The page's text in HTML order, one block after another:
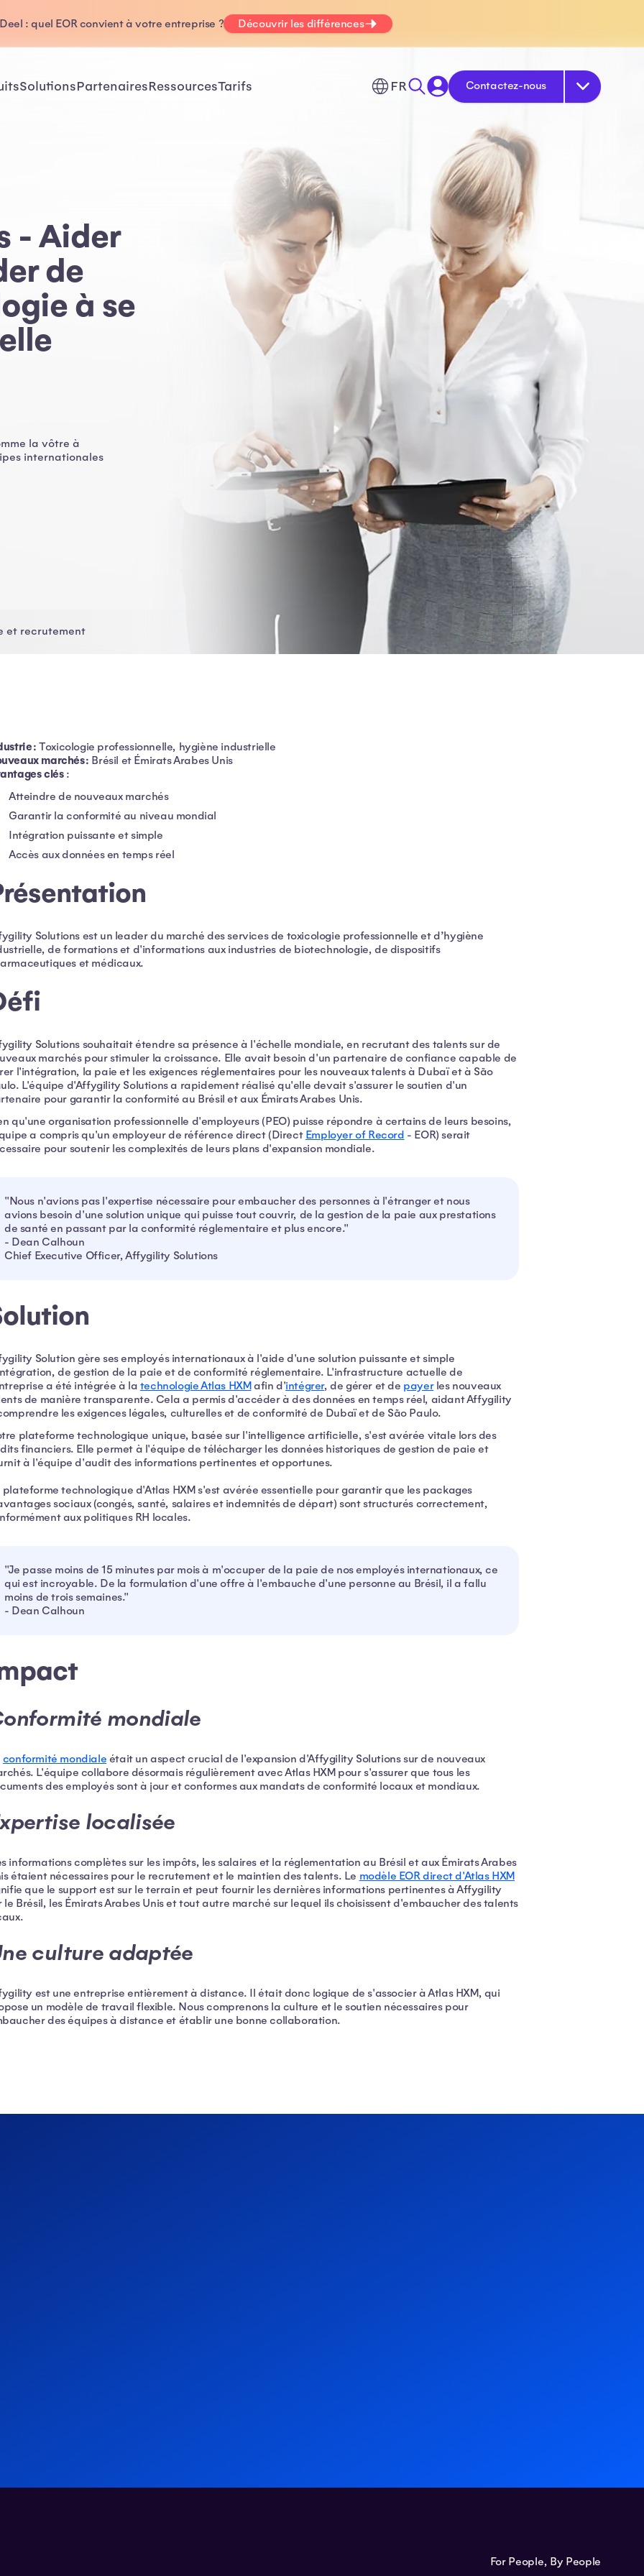
: quel EOR convient à votre entreprise ? Découvrir les différences
SolutionsPartenairesRessourcesTarifs FR Contactez-nous
- Aider
de
à se
la vôtre à
internationales
et recrutement
: Toxicologie professionnelle, hygiène industrielle
marchés : Brésil et Émirats Arabes Unis
clés:
Atteindre de nouveaux marchés
Garantir la conformité au niveau mondial
Intégration puissante et simple
Accès aux données en temps réel
Solutions est un leader du marché des services de toxicologie professionnelle et d’hygiène
de formations et d'informations aux industries de biotechnologie, de dispositifs
et médicaux.
Solutions souhaitait étendre sa présence à l'échelle mondiale, en recrutant des talents sur de
marchés pour stimuler la croissance. Elle avait besoin d'un partenaire de confiance capable de
l'intégration, la paie et les exigences réglementaires pour les nouveaux talents à Dubaï et à São
L'équipe d'Affygility Solutions a rapidement réalisé qu'elle devait s'assurer le soutien d'un
pour garantir la conformité au Brésil et aux Émirats Arabes Unis.
qu'une organisation professionnelle d'employeurs (PEO) puisse répondre à certains de leurs besoins,
a compris qu'un employeur de référence direct (Direct Employer of Record - EOR) serait
pour soutenir les complexités de leurs plans d'expansion mondiale.
"Nous n'avions pas l'expertise nécessaire pour embaucher des personnes à l'étranger et nous
avions besoin d'une solution unique qui puisse tout couvrir, de la gestion de la paie aux prestations
de santé en passant par la conformité réglementaire et plus encore."
- Dean Calhoun
Chief Executive Officer, Affygility Solutions
Solution gère ses employés internationaux à l'aide d'une solution puissante et simple
de gestion de la paie et de conformité réglementaire. L'infrastructure actuelle de
a été intégrée à la technologie Atlas HXMafin d'intégrer, de gérer et de payerles nouveaux
de manière transparente. Cela a permis d'accéder à des données en temps réel, aidant Affygility
les exigences légales, culturelles et de conformité de Dubaï et de São Paulo.
plateforme technologique unique, basée sur l'intelligence artificielle, s'est avérée vitale lors des
financiers. Elle permet à l'équipe de télécharger les données historiques de gestion de paie et
à l'équipe d'audit des informations pertinentes et opportunes.
plateforme technologique d'Atlas HXM s'est avérée essentielle pour garantir que les packages
sociaux (congés, santé, salaires et indemnités de départ) sont structurés correctement,
aux politiques RH locales.
"Je passe moins de 15 minutes par mois à m'occuper de la paie de nos employés internationaux, ce
qui est incroyable. De la formulation d'une offre à l'embauche d'une personne au Brésil, il a fallu
moins de trois semaines."
- Dean Calhoun
mondiale
conformité mondiale était un aspect crucial de l'expansion d'Affygility Solutions sur de nouveaux
L'équipe collabore désormais régulièrement avec Atlas HXM pour s'assurer que tous les
des employés sont à jour et conformes aux mandats de conformité locaux et mondiaux.
localisée
informations complètes sur les impôts, les salaires et la réglementation au Brésil et aux Émirats Arabes
étaient nécessaires pour le recrutement et le maintien des talents. Le modèle EOR direct d'Atlas HXM
que le support est sur le terrain et peut fournir les dernières informations pertinentes à Affygility
le Brésil, les Émirats Arabes Unis et tout autre marché sur lequel ils choisissent d'embaucher des talents
culture adaptée
est une entreprise entièrement à distance. Il était donc logique de s'associer à Atlas HXM, qui
un modèle de travail flexible. Nous comprenons la culture et le soutien nécessaires pour
des équipes à distance et établir une bonne collaboration.
For People, By People